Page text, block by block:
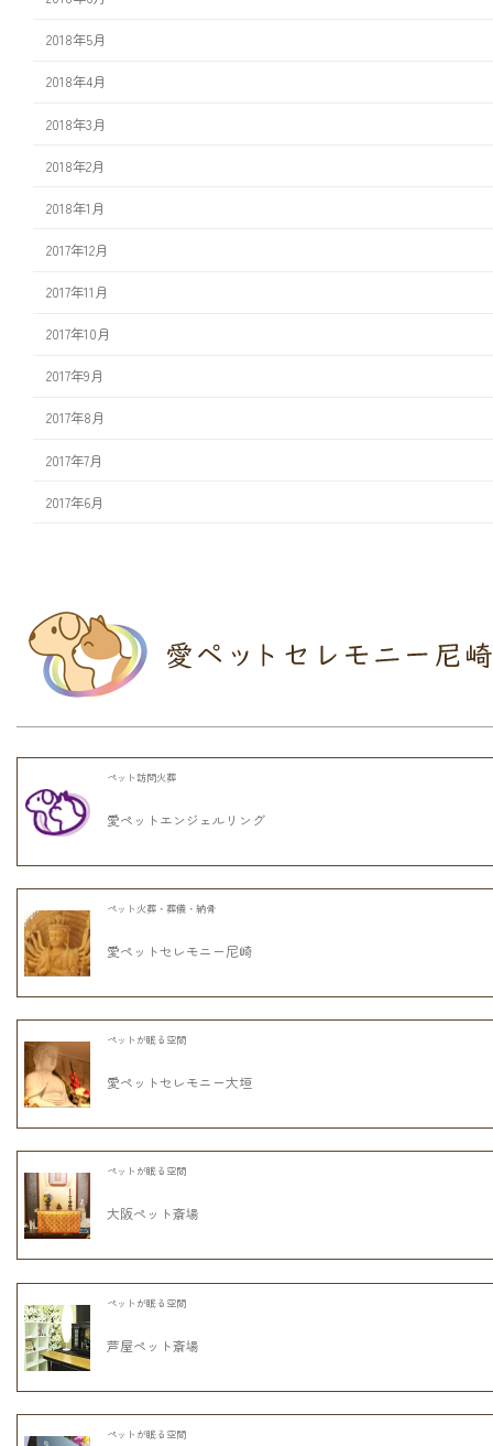
2018年5月
2018年4月
2018年3月
2018年2月
2018年1月
2017年12月
2017年11月
2017年10月
2017年9月
2017年8月
2017年7月
2017年6月
ペット訪問火葬
愛ペットエンジェルリング
ペット火葬・葬儀・納骨
愛ペットセレモニー尼崎
ペットが眠る空間
愛ペットセレモニー大垣
ペットが眠る空間
大阪ペット斎場
ペットが眠る空間
芦屋ペット斎場
ペットが眠る空間